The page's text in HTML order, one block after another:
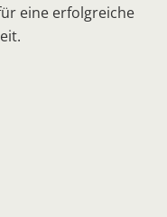
eine erfolgreiche